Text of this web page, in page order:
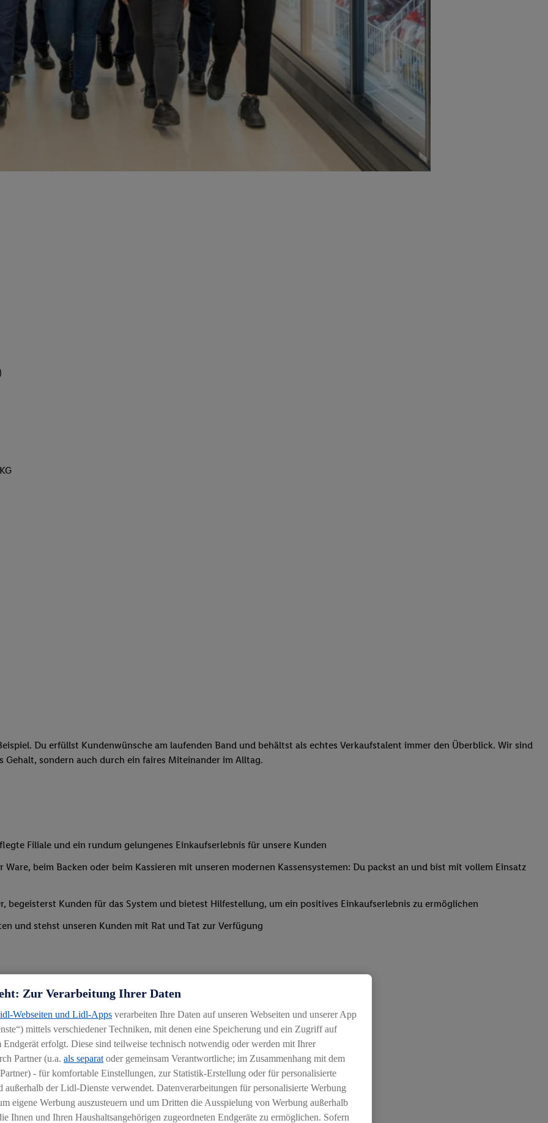
Du erfüllst Kundenwünsche am laufenden Band und behältst als echtes Verkaufstalent immer den Überblick. Wir sind
sondern auch durch ein faires Miteinander im Alltag.
Filiale und ein rundum gelungenes Einkaufserlebnis für unsere Kunden
beim Backen oder beim Kassieren mit unseren modernen Kassensystemen: Du packst an und bist mit vollem Einsatz
begeisterst Kunden für das System und bietest Hilfestellung, um ein positives Einkaufserlebnis zu ermöglichen
und stehst unseren Kunden mit Rat und Tat zur Verfügung
an wechselnde Aufgaben
in Absprache mit der Führungskraft
Zur Verarbeitung Ihrer Daten
Webseiten und Lidl-Apps verarbeiten Ihre Daten auf unseren Webseiten und unserer App
mittels verschiedener Techniken, mit denen eine Speicherung und ein Zugriff auf
erfolgt. Diese sind teilweise technisch notwendig oder werden mit Ihrer
Partner (u.a. als separat oder gemeinsam Verantwortliche; im Zusammenhang mit dem
Partner) - für komfortable Einstellungen, zur Statistik-Erstellung oder für personalisierte
außerhalb der Lidl-Dienste verwendet. Datenverarbeitungen für personalisierte Werbung
eigene Werbung auszusteuern und um Dritten die Ausspielung von Werbung außerhalb
Ihnen und Ihren Haushaltsangehörigen zugeordneten Endgeräte zu ermöglichen. Sofern